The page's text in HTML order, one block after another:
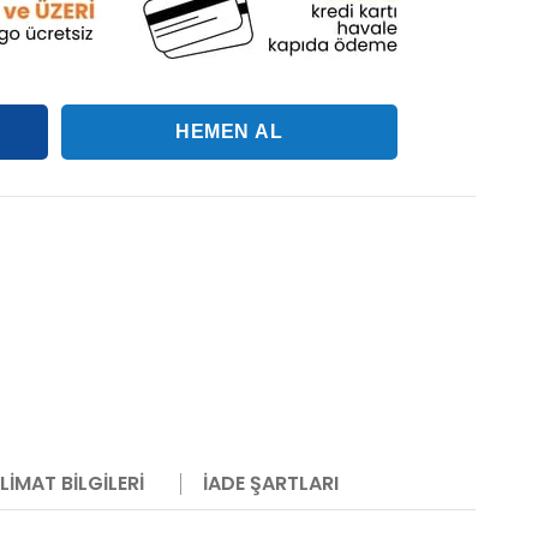
BILGILERI İADE ŞARTLARI